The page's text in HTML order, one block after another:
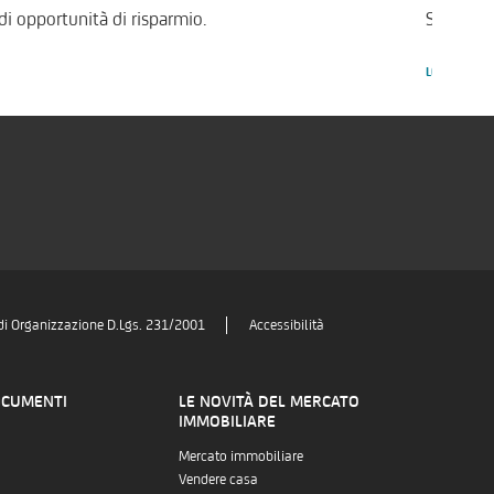
opportunità di risparmio.
LEGGI
Organizzazione D.Lgs. 231/2001 Accessibilità
LE NOVITÀ DEL MERCATO
IMMOBILIARE
Mercato immobiliare
Vendere casa